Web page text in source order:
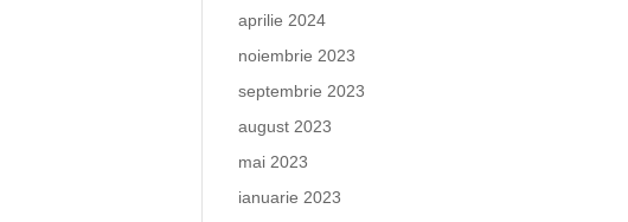
aprilie 2024
noiembrie 2023
septembrie 2023
august 2023
mai 2023
ianuarie 2023